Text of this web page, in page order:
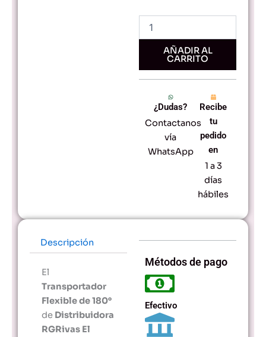
con
Diseño
Resistente
Precisión
Ideal
Escolar
AÑADIR AL
CARRITO
¿Dudas?
Contactanos
vía
WhatsApp
Recibe
tu
pedido
en
1 a 3
días
hábiles
Descripción
El
Transportador
Flexible de 180°
de Distribuidora
RGRivas El
Métodos de pago
Efectivo